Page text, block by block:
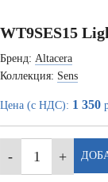
WT9SES15
Бренд: Altacera
Коллекция: Sens
Цена (с НДС): 1 350